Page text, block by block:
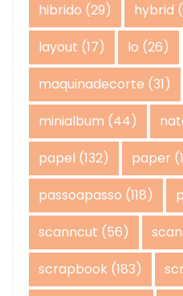
hibrido (29) hybrid
layout (17) lo (26)
maquinadecorte (31)
minialbum (44)
papel (132) paper
passoapasso (118)
scanncut (56)
scrapbook (183)